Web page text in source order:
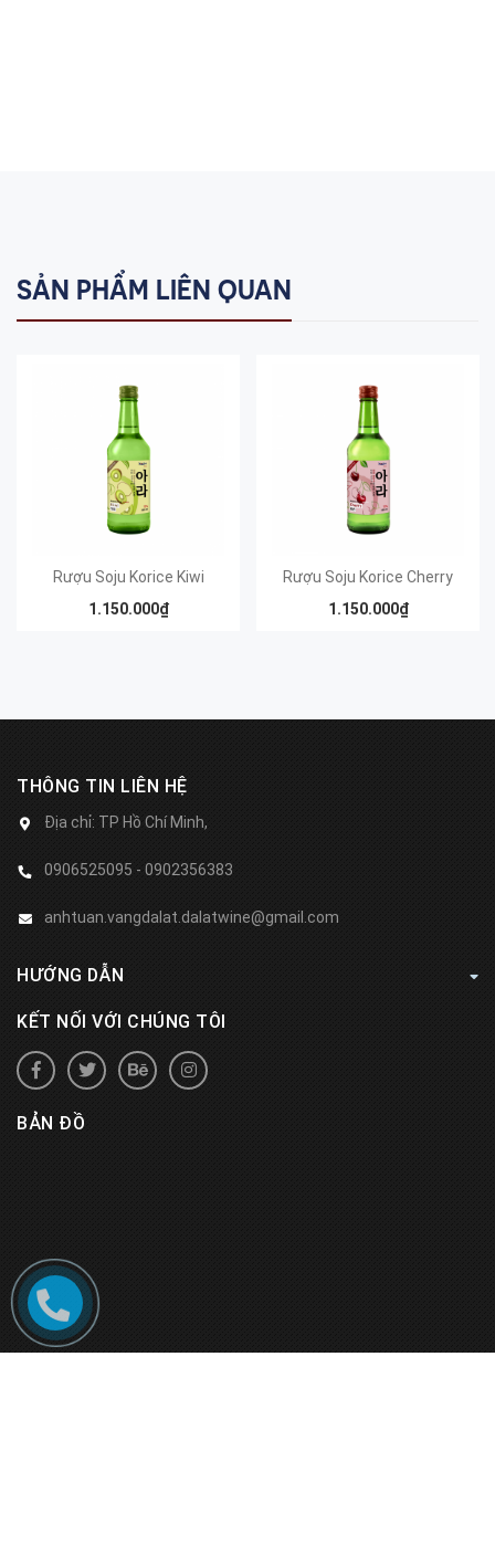
SẢN PHẨM LIÊN QUAN
Rượu Soju Korice Kiwi
1.150.000₫
Rượu Soju Korice Cherry
1.150.000₫
THÔNG TIN LIÊN HỆ
Địa chỉ: TP Hồ Chí Minh,
0906525095 - 0902356383
anhtuan.vangdalat.dalatwine@gmail.com
HƯỚNG DẪN
KẾT NỐI VỚI CHÚNG TÔI
BẢN ĐỒ